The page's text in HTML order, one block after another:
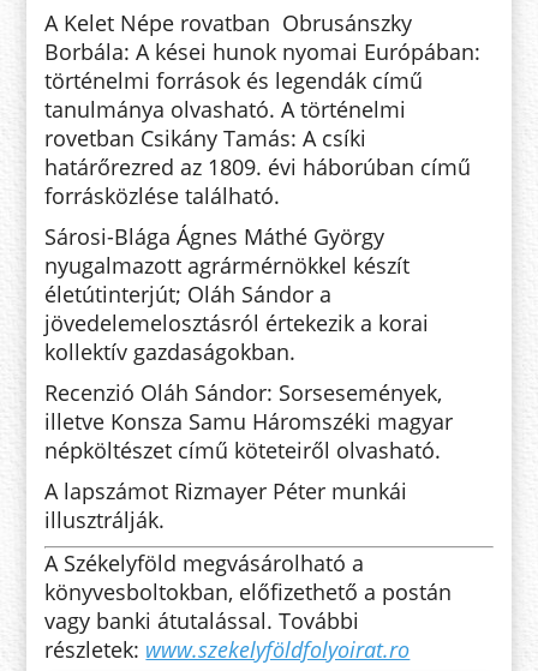
A Kelet Népe rovatban Obrusánszky
Borbála: A kései hunok nyomai Európában:
történelmi források és legendák című
tanulmánya olvasható. A történelmi
rovetban Csikány Tamás: A csíki
határőrezred az 1809. évi háborúban című
forrásközlése található.
Sárosi-Blága Ágnes Máthé György
nyugalmazott agrármérnökkel készít
életútinterjút; Oláh Sándor a
jövedelemelosztásról értekezik a korai
kollektív gazdaságokban.
Recenzió Oláh Sándor: Sorsesemények,
illetve Konsza Samu Háromszéki magyar
népköltészet című köteteiről olvasható.
Alapszámot Rizmayer Péter munkái
illusztrálják.
A Székelyföld megvásárolható a
könyvesboltokban, előfizethető a postán
vagy banki átutalással. További
részletek: www.szekelyföldfolyoirat.ro